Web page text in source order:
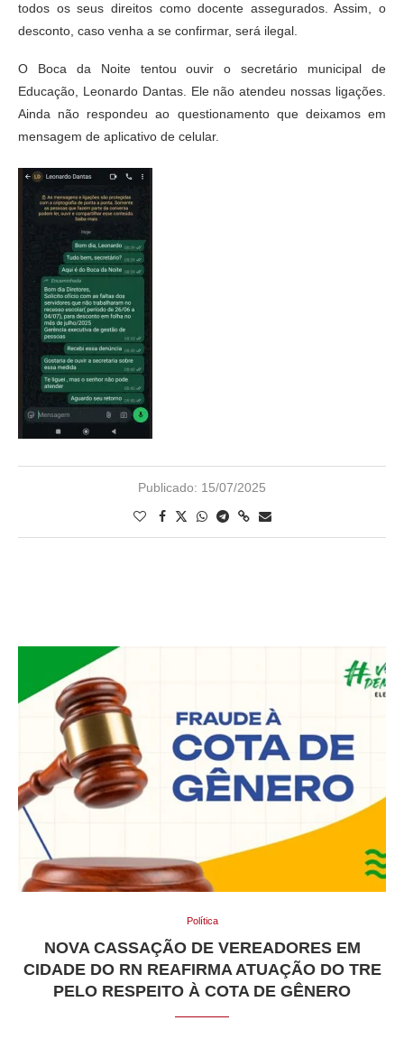
todos os seus direitos como docente assegurados. Assim, o
desconto, caso venha a se confirmar, será ilegal.
O Boca da Noite tentou ouvir o secretário municipal de
Educação, Leonardo Dantas. Ele não atendeu nossas ligações.
Ainda não respondeu ao questionamento que deixamos em
mensagem de aplicativo de celular.
Publicado: 15/07/2025
Política
NOVA CASSAÇÃO DE VEREADORES EM
CIDADE DO RN REAFIRMA ATUAÇÃO DO TRE
PELO RESPEITO À COTA DE GÊNERO